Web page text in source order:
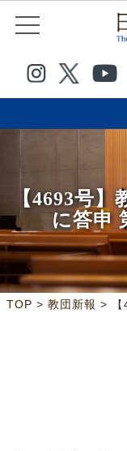
【4693号
に答申
TOP > 教団新報 >